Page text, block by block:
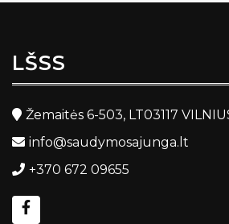
LŠSS
Žemaitės 6-503, LT03117
info@saudymosajunga.lt
+370 672 09655